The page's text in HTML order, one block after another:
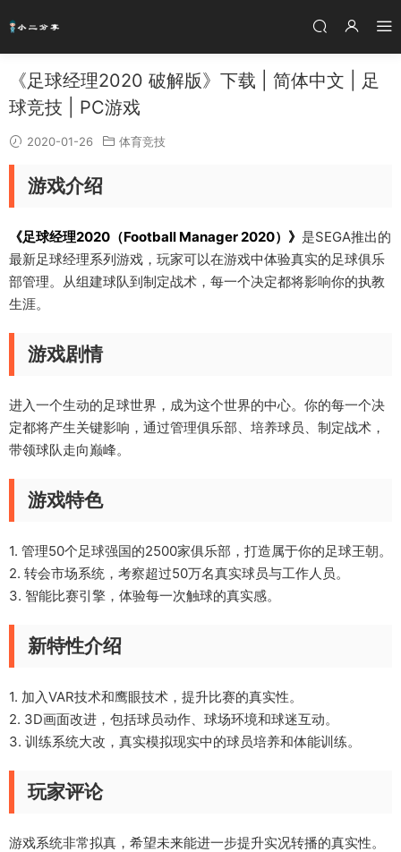
《足球经理2020 破解版》下载 | 简体中文 | 足
球竞技 | PC游戏
2020-01-26 体育竞技
游戏介绍
《足球经理2020（Football Manager 2020）》 是SEGA推出的
最新足球经理系列游戏，玩家可以在游戏中体验真实的足球俱乐
部管理。从组建球队到制定战术，每一个决定都将影响你的执教
生涯。
游戏剧情
进入一个生动的足球世界，成为这个世界的中心。你的每一个决
定都将产生关键影响，通过管理俱乐部、培养球员、制定战术，
带领球队走向巅峰。
游戏特色
1. 管理50个足球强国的2500家俱乐部，打造属于你的足球王朝。
2. 转会市场系统，考察超过50万名真实球员与工作人员。
3. 智能比赛引擎，体验每一次触球的真实感。
新特性介绍
1. 加入VAR技术和鹰眼技术，提升比赛的真实性。
2. 3D画面改进，包括球员动作、球场环境和球迷互动。
3. 训练系统大改，真实模拟现实中的球员培养和体能训练。
玩家评论
游戏系统非常拟真，希望未来能进一步提升实况转播的真实性。